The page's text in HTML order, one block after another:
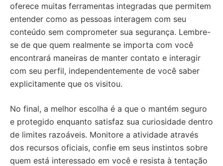
oferece muitas ferramentas integradas que permitem
entender como as pessoas interagem com seu
conteúdo sem comprometer sua segurança. Lembre-
se de que quem realmente se importa com você
encontrará maneiras de manter contato e interagir
com seu perfil, independentemente de você saber
explicitamente que os visitou.
No final, a melhor escolha é a que o mantém seguro
e protegido enquanto satisfaz sua curiosidade dentro
de limites razoáveis. Monitore a atividade através
dos recursos oficiais, confie em seus instintos sobre
quem está interessado em você e resista à tentação